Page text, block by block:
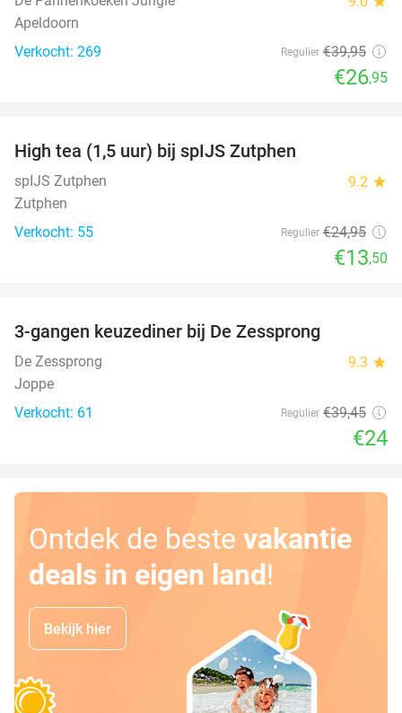
Apeldoorn
Verkocht: 269
Regulier €39,95
€26,95
High tea (1,5 uur) bij spIJS Zutphen
spIJS Zutphen 9.2 star
Zutphen
Verkocht: 55
Regulier €24,95
€13,50
3-gangen keuzediner bij De Zessprong
De Zessprong 9.3 star
Joppe
Verkocht: 61
Regulier €39,45
€24
Ontdek de beste vakantie
deals in eigen land!
Bekijk hier